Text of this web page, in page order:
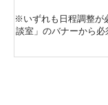
※いずれも日程調整が
談室」のバナーから